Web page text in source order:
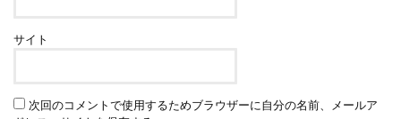
サイト
次回のコメントで使用するためブラウザーに自分の名前、メールア